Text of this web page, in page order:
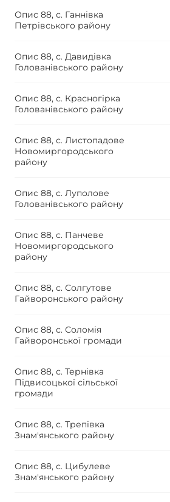
Опис 88, с. Ганнівка
Петрівського району
Опис 88, с. Давидівка
Голованівського району
Опис 88, с. Красногірка
Голованівського району
Опис 88, с. Листопадове
Новомиргородського
району
Опис 88, с. Луполове
Голованівського району
Опис 88, с. Панчеве
Новомиргородського
району
Опис 88, с. Солгутове
Гайворонського району
Опис 88, с. Соломія
Гайворонської громади
Опис 88, с. Тернівка
Підвисоцької сільської
громади
Опис 88, с. Трепівка
Знам'янського району
Опис 88, с. Цибулеве
Знам'янського району